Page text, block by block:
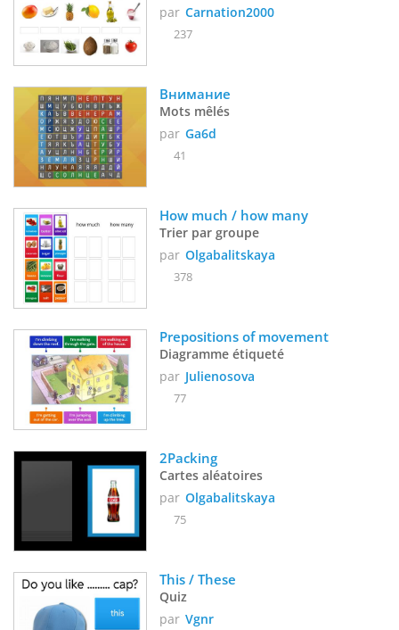
par Carnation2000
237
Внимание
Mots mêlés
par Ga6d
41
How much / how many
Trier par groupe
par Olgabalitskaya
378
Diagramme étiqueté
par Julienosova
77
2Packing
Cartes aléatoires
par Olgabalitskaya
75
This / These
Quiz
par Vgnr